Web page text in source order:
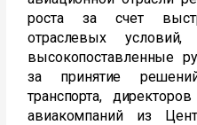
роста за счет
отраслевых
высокопоставленные
за принятие
транспорта,
авиакомпаний из